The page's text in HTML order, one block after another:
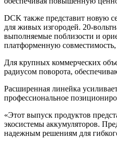
DCK также представит новую
для живых изгородей. 20-
выполняемые поблизости и
платформенную
Для крупных коммерческих
радиусом поворота,
Расширенная линейка
профессиональное
«Этот выпуск продуктов
экосистемы аккумуляторов.
надежным решениям для